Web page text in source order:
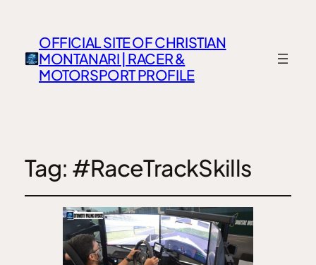
OFFICIAL SITE OF CHRISTIAN
MONTANARI | RACER &
MOTORSPORT PROFILE
Tag: #RaceTrackSkills